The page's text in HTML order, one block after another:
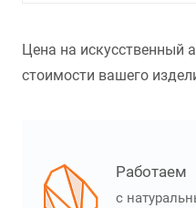
Цена на искусственный
стоимости вашего
Работаем
с